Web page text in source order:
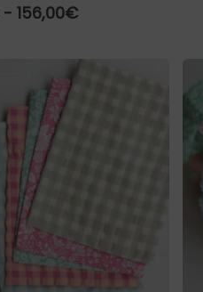
- 156,00€Rango